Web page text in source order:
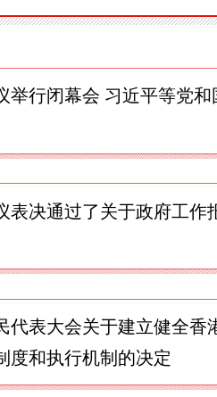
举行闭幕会 习近平等党和
表决通过了关于政府工作
代表大会关于建立健全香
度和执行机制的决定